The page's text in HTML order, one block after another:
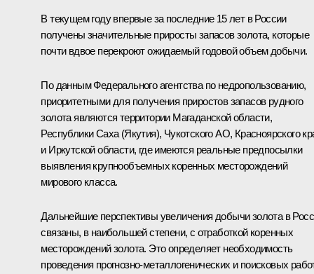
В текущем году впервые за последние 15 лет в России
получены значительные приросты запасов золота, которые
почти вдвое перекроют ожидаемый годовой объем добычи.
По данным Федерального агентства по недропользованию,
приоритетными для получения приростов запасов рудного
золота являются территории Магаданской области,
Республики Саха (Якутия), Чукотского АО, Красноярского
и Иркутской области, где имеются реальные предпосылки
выявления крупнообъемных коренных месторождений
мирового класса.
Дальнейшие перспективы увеличения добычи золота в
связаны, в наибольшей степени, с отработкой коренных
месторождений золота. Это определяет необходимость
проведения прогнозно-металлогенических и поисковых